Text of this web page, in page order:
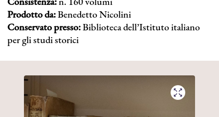
Prodotto da:Benedetto Nicolini
Conservato presso:Biblioteca dell’Istituto italiano
per gli studi storici
Maggiori informazioni